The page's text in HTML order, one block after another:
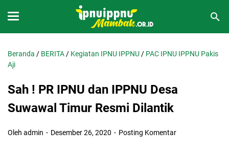
Beranda / BERITA / Kegiatan IPNU IPPNU / PAC IPNU IPPNU Pakis
Aji
Sah ! PR IPNU dan IPPNU Desa
Suwawal Timur Resmi Dilantik
Oleh admin Desember 26, 2020 Posting Komentar